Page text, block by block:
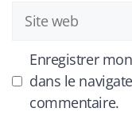
Site
web
Enregistrer
dans le
commentaire.